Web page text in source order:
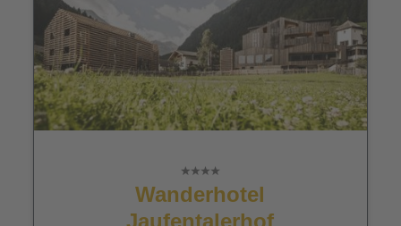
Wanderhotel
Jaufentalerhof